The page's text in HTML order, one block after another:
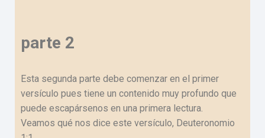
parte 2
Esta segunda parte debe comenzar en el primer
versículo pues tiene un contenido muy profundo que
puede escapársenos en una primera lectura.
Veamos qué nos dice este versículo, Deuteronomio